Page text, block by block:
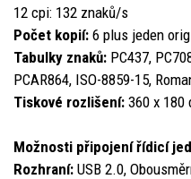
12 cpi: 132 znaků/s
Počet kopií: 6 plus jeden
Tabulky znaků: PC437,
PCAR864, ISO-8859-15,
Tiskové rozlišení: 360 x 180
Možnosti připojení řídicí
Rozhraní: USB 2.0,